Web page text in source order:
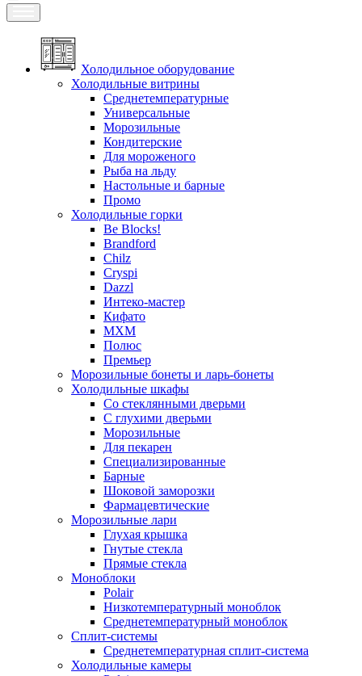
Холодильное оборудование
Холодильные витрины
Среднетемпературные
Универсальные
Морозильные
Кондитерские
Для мороженого
Рыба на льду
Настольные и барные
Промо
Холодильные горки
Be Blocks!
Brandford
Chilz
Cryspi
Dazzl
Интеко-мастер
Кифато
МХМ
Полюс
Премьер
Морозильные бонеты и ларь-бонеты
Холодильные шкафы
Со стеклянными дверьми
С глухими дверьми
Морозильные
Для пекарен
Специализированные
Барные
Шоковой заморозки
Фармацевтические
Морозильные лари
Глухая крышка
Гнутые стекла
Прямые стекла
Моноблоки
Polair
Низкотемпературный моноблок
Среднетемпературный моноблок
Сплит-системы
Среднетемпературная сплит-система
Холодильные камеры